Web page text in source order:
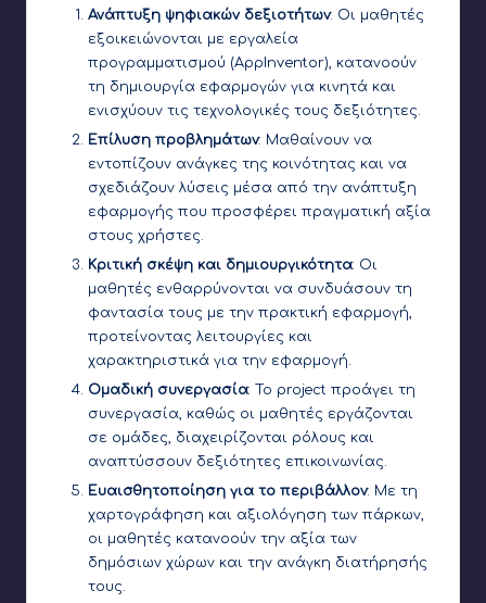
Ανάπτυξη ψηφιακών δεξιοτήτων: Οι μαθητές
εξοικειώνονται με εργαλεία
προγραμματισμού (AppInventor), κατανοούν
τη δημιουργία εφαρμογών για κινητά και
ενισχύουν τις τεχνολογικές τους δεξιότητες.
Επίλυση προβλημάτων: Μαθαίνουν να
εντοπίζουν ανάγκες της κοινότητας και να
σχεδιάζουν λύσεις μέσα από την ανάπτυξη
εφαρμογής που προσφέρει πραγματική αξία
στους χρήστες.
Κριτική σκέψη και δημιουργικότητα: Οι
μαθητές ενθαρρύνονται να συνδυάσουν τη
φαντασία τους με την πρακτική εφαρμογή,
προτείνοντας λειτουργίες και
χαρακτηριστικά για την εφαρμογή.
Ομαδική συνεργασία: Το project προάγει τη
συνεργασία, καθώς οι μαθητές εργάζονται
σε ομάδες, διαχειρίζονται ρόλους και
αναπτύσσουν δεξιότητες επικοινωνίας.
Ευαισθητοποίηση για το περιβάλλον: Με τη
χαρτογράφηση και αξιολόγηση των πάρκων,
οι μαθητές κατανοούν την αξία των
δημόσιων χώρων και την ανάγκη διατήρησής
τους.